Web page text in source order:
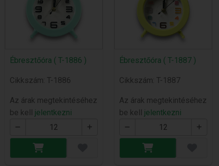
Ébresztőóra ( T-1886 )
Cikkszám: T-1886
Az árak megtekintéséhez
be kell jelentkezni
Ébresztőóra ( T-1887 )
Cikkszám: T-1887
Az árak megtekintéséhez
be kell jelentkezni